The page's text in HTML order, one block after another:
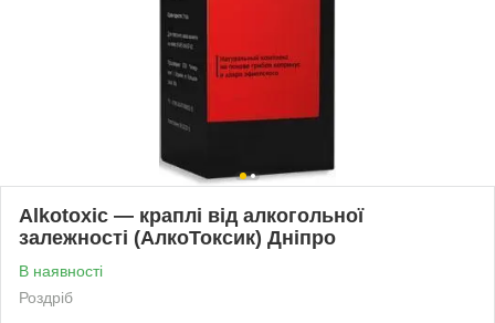
Alkotoxic — краплі від алкогольної
залежності (АлкоТоксик) Дніпро
В наявності
Роздріб